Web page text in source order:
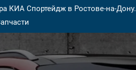
КИА Спортейдж в Ростове-на-Дону.